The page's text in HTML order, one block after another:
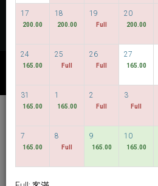
彈性的
Hotel Bencoolen @
Hong Kong Street
繁體中文
17
200.00
18
200.00
19
Full
20
200.00
24
165.00
25
Full
26
Full
27
165.00
31
165.00
1
165.00
2
Full
3
Full
7
165.00
8
Full
9
165.00
10
165.00